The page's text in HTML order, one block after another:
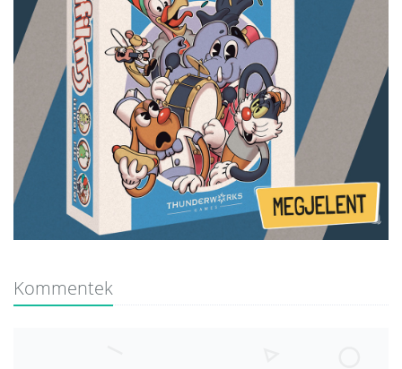
Kommentek